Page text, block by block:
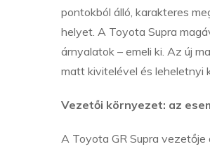
pontokból álló, karakteres
helyet. A Toyota Supra
árnyalatok – emeli ki. Az új
matt kivitelével és leheletnyi
Vezetői környezet: az
A Toyota GR Supra vezetője